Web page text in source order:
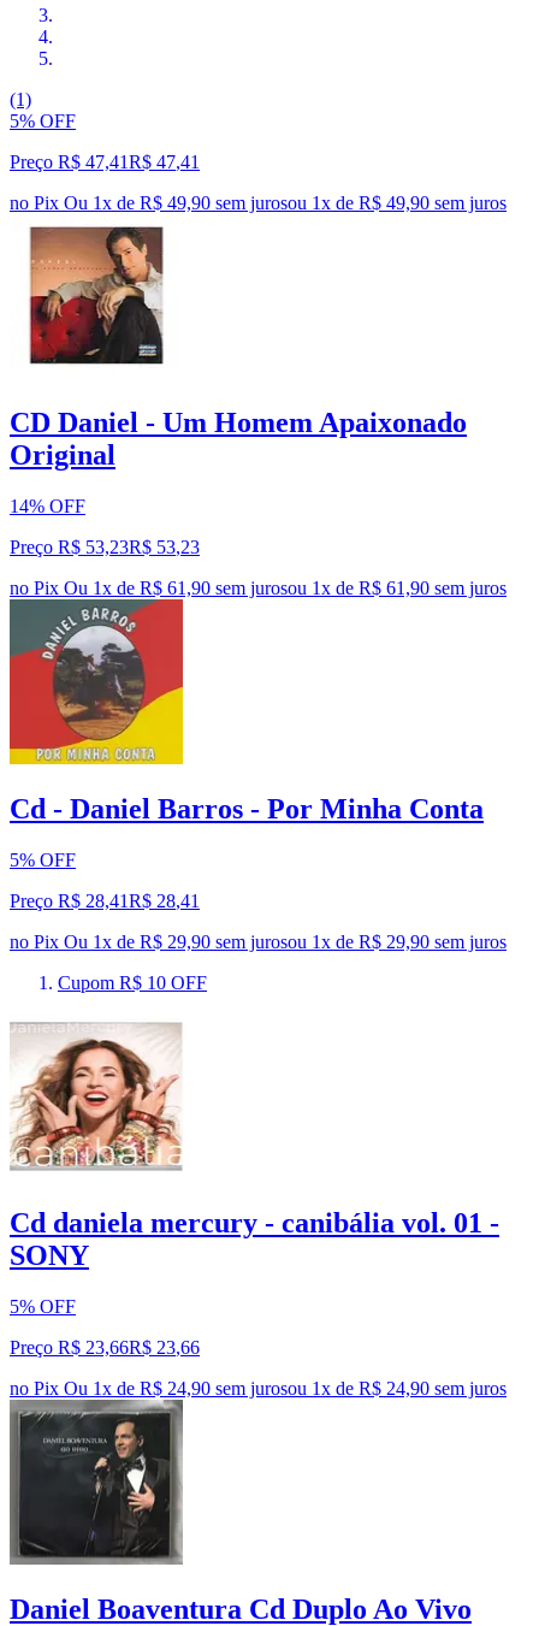
(1)
5% OFF
Preço R$ 47,41R$ 47,41
no Pix Ou 1x de R$ 49,90 sem jurosou 1x de R$ 49,90 sem juros
CD Daniel - Um Homem Apaixonado
Original
14% OFF
Preço R$ 53,23R$ 53,23
no Pix Ou 1x de R$ 61,90 sem jurosou 1x de R$ 61,90 sem juros
Cd - Daniel Barros - Por Minha Conta
5% OFF
Preço R$ 28,41R$ 28,41
no Pix Ou 1x de R$ 29,90 sem jurosou 1x de R$ 29,90 sem juros
Cupom R$ 10 OFF
Cd daniela mercury - canibália vol. 01 -
SONY
5% OFF
Preço R$ 23,66R$ 23,66
no Pix Ou 1x de R$ 24,90 sem jurosou 1x de R$ 24,90 sem juros
Daniel Boaventura Cd Duplo Ao Vivo